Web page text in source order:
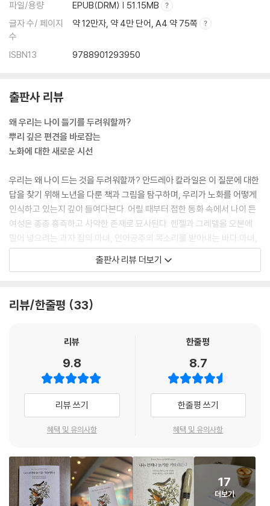
파일/용량
EPUB(DRM) | 51.15MB
글자 수/ 페이지
수
약 12만자, 약 4만 단어, A4 약 75쪽
ISBN13 9788901293950
출판사 리뷰
왜 우리는 나이 들기를 두려워할까?
뿌리 깊은 편견을 바로잡는
노화에 대한 새로운 시선
우리는 왜 나이 드는 것을 두려워할까? 안드레아 칼라일은 이 질문에 대한
답을 찾기 위해 노년을 다룬 책과 그림을 탐구하며, 우리가 노화를 어떻게
인식하고 있는지 깊이 들여다본다. 어릴 때부터 접한 동화 속에서 나이 든
여성은 종종 흉측하고 사악한 존재로 묘사된다. 헨젤과 그레텔을 오븐에
밀어 넣으려는 과자 집의 마녀, 인어공주의 목소리를 받아내는 바다 마녀,
백설공주에게 독이 든 사과를 건네는 왕비, 잠자는 숲속의 공주를 저주하
는 요정 대모 등 동화 속 노파들은 어린이들에게 두려움과 혐오의 대상으
들이게 만든다고 지적한다. 그는 이처럼 노인, 그중에서도 특히 여성 노인
이를 걷어내고 있는 그대로의 시선으로 나이 듦을 바라보기를 제안한다.
어들 때처럼, 노년기 역시 단순히 쇠퇴가 아니라 새로운 가능성이 열리는
시간이라는 점을 강조하며, 노화에 대한 인식을 전환할 필요가 있음을 설
득력 있게 보여준다.
나이가 들면 우리의 내면은 지극히 풍요로워진다
강가의 하우스보트에서 살아가는 저자는 자연과 함께 살아간다. 책 곳곳에
는 강가를 거니는 새, 물속을 헤엄치는 물고기, 계절의 변화 속에서 피고 지
는 식물들에 대한 세밀한 묘사가 담겨 있다. 저자가 자연을 산책하는 시간
출판사 리뷰 더보기
리뷰/한줄평 33
리뷰
9.8
리뷰 쓰기
혜택 및 유의사항
한줄평
8.7
한줄평 쓰기
혜택 및 유의사항
17
더보기